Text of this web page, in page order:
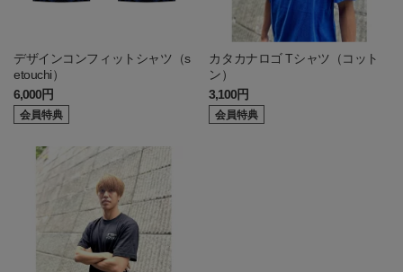
デザインコンフィットシャツ（s
etouchi）
6,000円
会員特典
カタカナロゴ Tシャツ（コット
ン）
3,100円
会員特典